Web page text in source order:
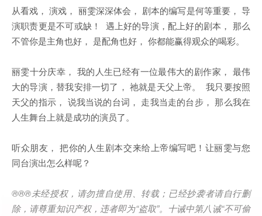
从看戏， 演戏， 丽雯深深体会， 剧本的编写是何等重要， 导
演职责更是不可或缺！ 遇上好的导演，配上好的剧本， 那么
不管你是主角也好， 是配角也好， 你都能赢得观众的喝彩。
丽雯十分庆幸， 我的人生已经有一位最伟大的剧作家， 最伟
大的导演，替我安排一切了， 祂就是天父上帝。 我只要按照
天父的指示， 说我当说的台词， 走我当走的台步， 那么我在
人生舞台上就是成功的演员了。
听众朋友， 把你的人生剧本交来给上帝编写吧！让丽雯与您
同台演出怎么样呢？
®®®未经授权，请勿擅自使用、转载；已经抄袭者请自行删
除，请尊重知识产权，违者即为“盗取”。十诫中第八诫“不可偷